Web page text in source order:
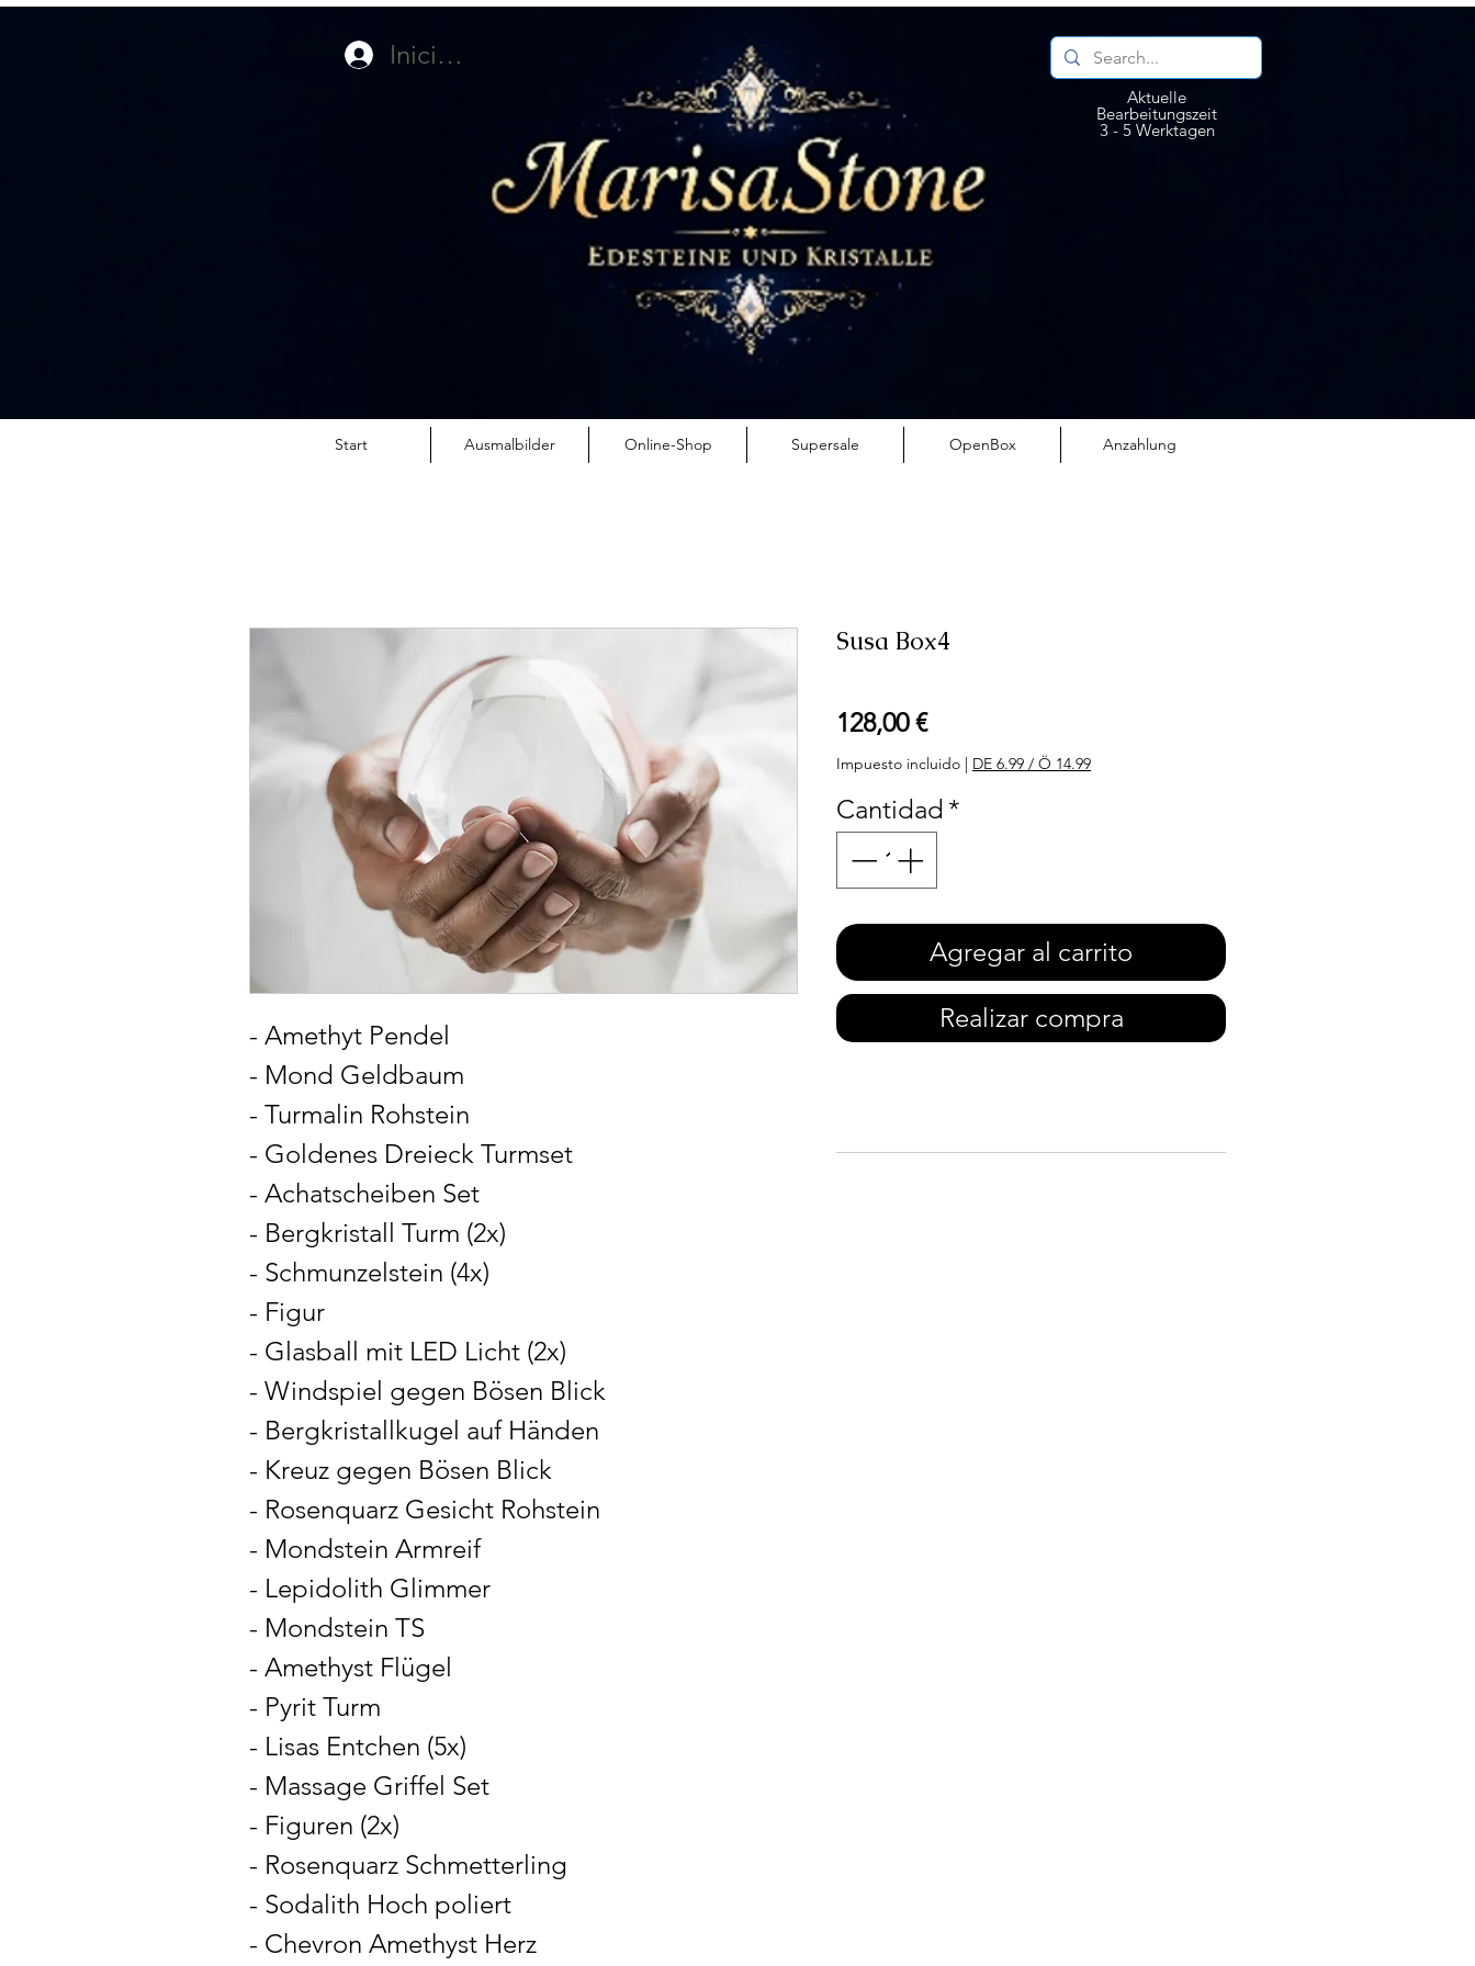
Aktuelle
Bearbeitungszeit
3 - 5 Werktagen
Iniciar sesión
Start Ausmalbilder Online-Shop Supersale OpenBox Anzahlung
- Amethyt Pendel
- Mond Geldbaum
- Turmalin Rohstein
- Goldenes Dreieck Turmset
- Achatscheiben Set
- Bergkristall Turm (2x)
- Schmunzelstein (4x)
- Figur
- Glasball mit LED Licht (2x)
- Windspiel gegen Bösen Blick
- Bergkristallkugel auf Händen
- Kreuz gegen Bösen Blick
- Rosenquarz Gesicht Rohstein
- Mondstein Armreif
- Lepidolith Glimmer
- Mondstein TS
- Amethyst Flügel
- Pyrit Turm
- Lisas Entchen (5x)
- Massage Griffel Set
- Figuren (2x)
- Rosenquarz Schmetterling
- Sodalith Hoch poliert
- Chevron Amethyst Herz
Susa Box4
128,00 €Precio
Impuesto incluido | DE 6.99 / Ö 14.99
Cantidad *
Agregar al carrito
Realizar compra